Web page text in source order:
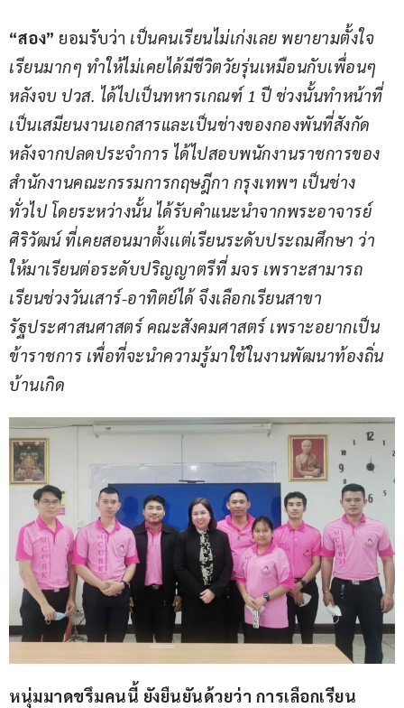
“สอง” ยอมรับว่า เป็นคนเรียนไม่เก่งเลย พยายามตั้งใจ
เรียนมากๆ ทำให้ไม่เคยได้มีชีวิตวัยรุ่นเหมือนกับเพื่อนๆ
หลังจบ ปวส. ได้ไปเป็นทหารเกณฑ์ 1 ปี ช่วงนั้นทำหน้าที่
เป็นเสมียนงานเอกสารและเป็นช่างของกองพันที่สังกัด
หลังจากปลดประจำการ ได้ไปสอบพนักงานราชการของ
สำนักงานคณะกรรมการกฤษฎีกา กรุงเทพฯ เป็นช่าง
ทั่วไป โดยระหว่างนั้น ได้รับคำแนะนำจากพระอาจารย์
ศิริวัฒน์ ที่เคยสอนมาตั้งเเต่เรียนระดับประถมศึกษา ว่า
ให้มาเรียนต่อระดับปริญญาตรีที่ มจร เพราะสามารถ
เรียนช่วงวันเสาร์-อาทิตย์ได้ จึงเลือกเรียนสาขา
รัฐประศาสนศาสตร์ คณะสังคมศาสตร์ เพราะอยากเป็น
ข้าราชการ เพื่อที่จะนำความรู้มาใช้ในงานพัฒนาท้องถิ่น
บ้านเกิด
หนุ่มมาดขรึมคนนี้ ยังยืนยันด้วยว่า การเลือกเรียน